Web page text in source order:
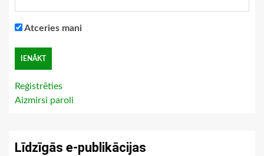
Atceries mani
Reģistrēties
Aizmirsi paroli
Līdzīgās e-publikācijas